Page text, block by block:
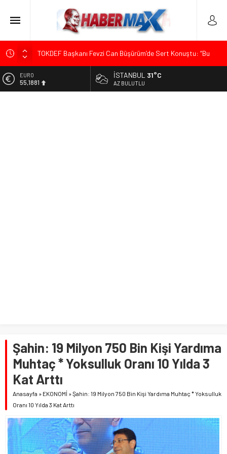
TOKDEF Başkanı Fevzi Can Büşürüm’de Sert Konuştu: “Bu
Çevrecik Büşürüm Yayla Şenliği’nde Siyaset ve Memleket
ALTIN
6.660,55
İSTANBUL 31°C
AZ BULUTLU
Şahin: 19 Milyon 750 Bin Kişi Yardıma
Muhtaç * Yoksulluk Oranı 10 Yılda 3
Kat Arttı
Anasayfa » EKONOMİ »Şahin: 19 Milyon 750 Bin Kişi Yardıma Muhtaç * Yoksulluk
Oranı 10 Yılda 3 Kat Arttı